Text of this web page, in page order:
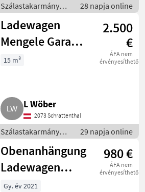
Szálastakarmány
betakarítók /
Rendfelszedő
pótkocsi
28 napja online
Ladewagen
Mengele Garant
325
2.500
€
ÁFA nem
érvényesíthető
15 m³
L Wöber
2073 Schrattenthal
Szálastakarmány
betakarítók /
Rendfelszedő
pótkocsi
29 napja online
Obenanhängung
Ladewagen
Pöttinger Faro
980 €
ÁFA nem
érvényesíthető
Gy. év 2021